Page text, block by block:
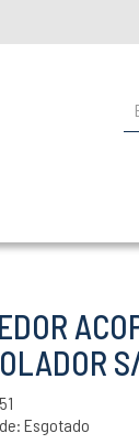
Esgotado